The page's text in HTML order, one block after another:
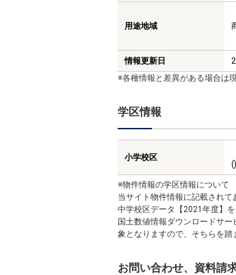
用途地域
情報更新日
※各種情報と差異がある場合は
学区情報
小学校区
()
※物件情報の学区情報について
当サイト物件情報に記載され
中学校区データ【2021年度】
国土数値情報ダウンロードサ
象となりますので、そちらを踏
お問い合わせ、資料請